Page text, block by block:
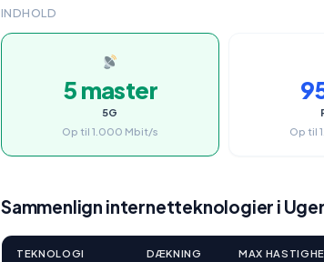
INDHOLD
5 master
5G
Op til 1.000 Mbit/s
Op til
Sammenlign internetteknologier i
TEKNOLOGI DÆKNING MAX